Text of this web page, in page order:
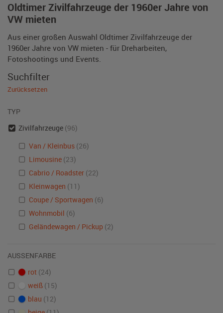
Oldtimer Zivilfahrzeuge der 1960er Jahre von
VW mieten
Aus einer großen Auswahl Oldtimer Zivilfahrzeuge der
1960er Jahre von VW mieten - für Dreharbeiten,
Fotoshootings und Events.
Suchfilter
Zurücksetzen
TYP
Zivilfahrzeuge (96)
Van / Kleinbus (26)
Limousine (23)
Cabrio / Roadster (22)
Kleinwagen (11)
Coupe / Sportwagen (6)
Wohnmobil (6)
Geländewagen / Pickup (2)
AUSSENFARBE
rot (24)
weiß (15)
blau (12)